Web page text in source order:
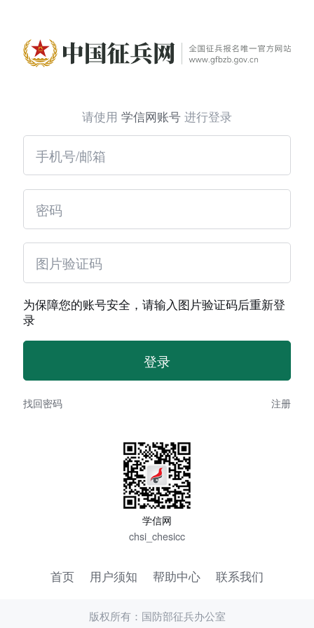
请使用 学信网账号 进行登录
为保障您的账号安全，请输入图片验证码后重新登
录
找回密码 注册
学信网
chsi_chesicc
首页 用户须知 帮助中心 联系我们
版权所有：国防部征兵办公室